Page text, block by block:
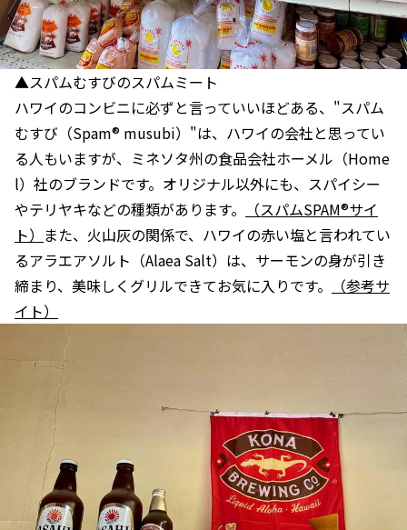
▲スパムむすびのスパムミート
ハワイのコンビニに必ずと言っていいほどある、"スパム
むすび（Spam®︎ musubi）"は、ハワイの会社と思ってい
る人もいますが、ミネソタ州の食品会社ホーメル（Home
l）社のブランドです。オリジナル以外にも、スパイシー
やテリヤキなどの種類があります。
（スパムSPAM®︎サイ
ト） また、火山灰の関係で、ハワイの赤い塩と言われてい
るアラエアソルト（Alaea Salt）は、サーモンの身が引き
締まり、美味しくグリルできてお気に入りです。
（参考サ
イト）